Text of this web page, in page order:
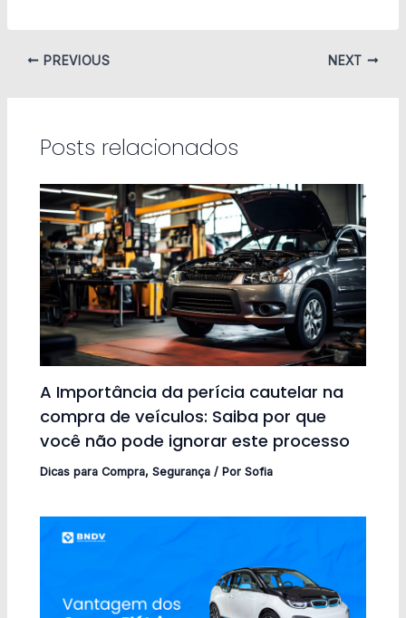
PREVIOUS NEXT
Posts relacionados
A Importância da perícia cautelar na
compra de veículos: Saiba por que
você não pode ignorar este processo
Dicas para Compra,Segurança / PorSofia